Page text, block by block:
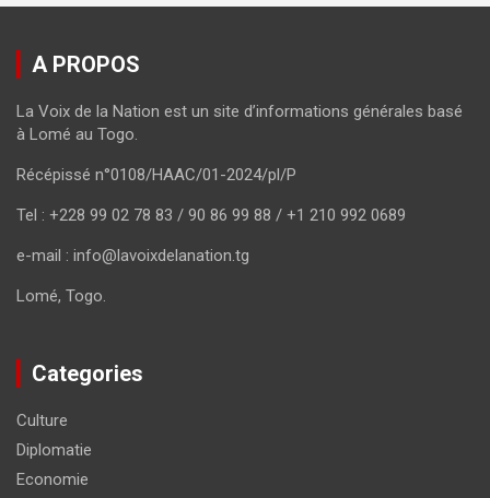
A PROPOS
La Voix de la Nation est un site d’informations générales basé
à Lomé au Togo.
Récépissé n°0108/HAAC/01-2024/pl/P
Tel : +228 99 02 78 83 / 90 86 99 88 / +1 210 992 0689
e-mail : info@lavoixdelanation.tg
Lomé, Togo.
Categories
Culture
Diplomatie
Economie